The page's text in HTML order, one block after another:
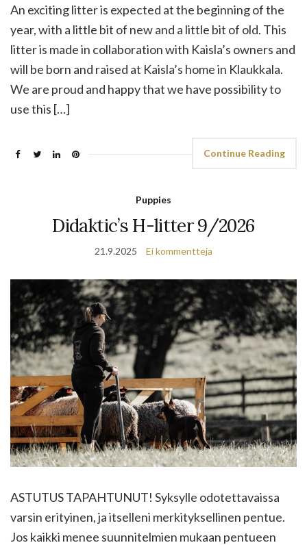
An exciting litter is expected at the beginning of the
year, with a little bit of new and a little bit of old. This
litter is made in collaboration with Kaisla’s owners and
will be born and raised at Kaisla’s home in Klaukkala.
We are proud and happy that we have possibility to
use this […]
Continue Reading
Puppies
Didaktic’s H-litter 9/2026
21.9.2025 Ei kommentteja
ASTUTUS TAPAHTUNUT! Syksylle odotettavaissa
varsin erityinen, ja itselleni merkityksellinen pentue.
Jos kaikki menee suunnitelmien mukaan pentueen